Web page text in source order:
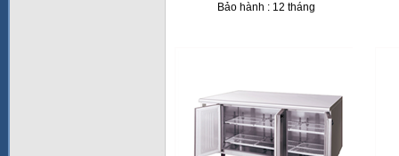
Bảo hành : 12 tháng